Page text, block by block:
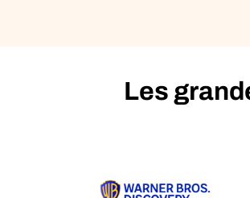
Les